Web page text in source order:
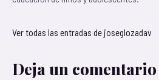
Ver todas las entradas de joseglozadav
Deja un comentario